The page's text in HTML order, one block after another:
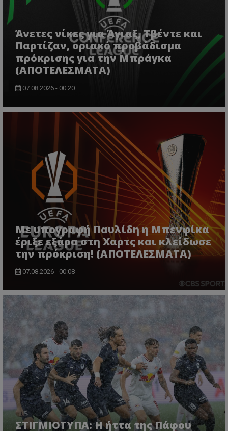
Άνετες νίκες για Άγιαξ, Τβέντε και
Παρτίζαν, οριακό προβάδισμα
πρόκρισης για την Μπράγκα
(ΑΠΟΤΕΛΕΣΜΑΤΑ)
07.08.2026 - 00:20
Με υπογραφή Παυλίδη η Μπενφίκα
έριξε εξάρα στη Χαρτς και κλείδωσε
την πρόκριση! (ΑΠΟΤΕΛΕΣΜΑΤΑ)
07.08.2026 - 00:08
ΣΤΙΓΜΙΟΤΥΠΑ: Η ήττα της Πάφου